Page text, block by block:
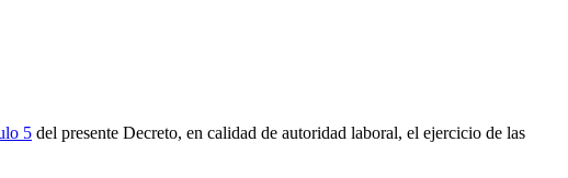
5 del presente Decreto, en calidad de autoridad laboral, el ejercicio de las